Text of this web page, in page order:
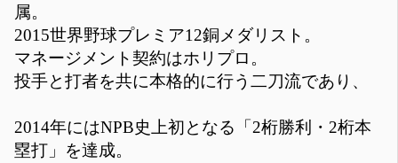
属。
2015世界野球プレミア12銅メダリスト。
マネージメント契約はホリプロ。
投手と打者を共に本格的に行う二刀流であり、
2014年にはNPB史上初となる「2桁勝利・2桁本
塁打」を達成。